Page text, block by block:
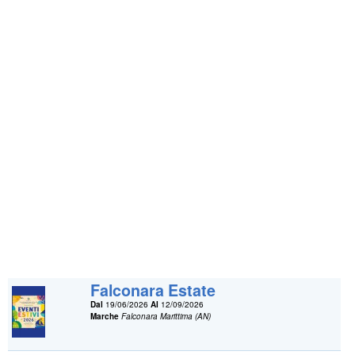
Falconara Estate
Dal 19/06/2026Al 12/09/2026
Marche Falconara Marittima (AN)